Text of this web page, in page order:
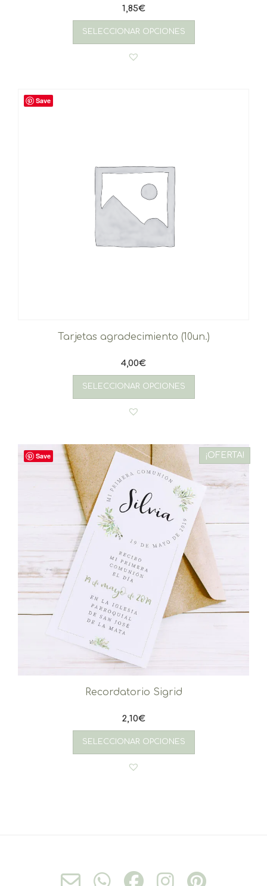
1,85€
SELECCIONAR OPCIONES
Save
Tarjetas agradecimiento (10un.)
4,00€
SELECCIONAR OPCIONES
Save ¡OFERTA!
Recordatorio Sigrid
2,10€
SELECCIONAR OPCIONES